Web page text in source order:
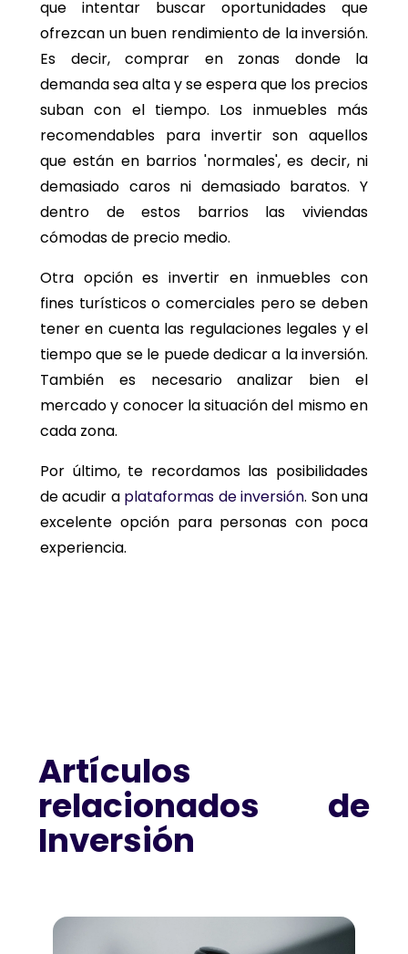
que intentar buscar oportunidades que
ofrezcan un buen rendimiento de la inversión.
Es decir, comprar en zonas donde la
demanda sea alta y se espera que los precios
suban con el tiempo. Los inmuebles más
recomendables para invertir son aquellos
que están en barrios 'normales', es decir, ni
demasiado caros ni demasiado baratos. Y
dentro de estos barrios las viviendas
cómodas de precio medio.
Otra opción es invertir en inmuebles con
fines turísticos o comerciales pero se deben
tener en cuenta las regulaciones legales y el
tiempo que se le puede dedicar a la inversión.
También es necesario analizar bien el
mercado y conocer la situación del mismo en
cada zona.
Por último, te recordamos las posibilidades
de acudir a plataformas de inversión. Son una
excelente opción para personas con poca
experiencia.
Artículos
relacionados de
Inversión